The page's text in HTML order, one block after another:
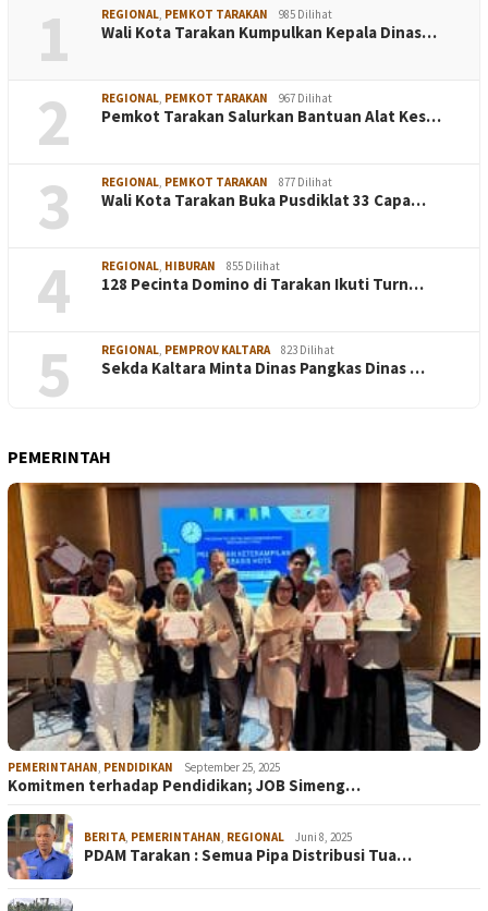
1 REGIONAL PEMKOT TARAKAN 985 Dilihat
Wali Kota Tarakan Kumpulkan Kepala Dinas…
2 REGIONAL PEMKOT TARAKAN 967 Dilihat
Pemkot Tarakan Salurkan Bantuan Alat Kes…
3 REGIONAL PEMKOT TARAKAN 877 Dilihat
Wali Kota Tarakan Buka Pusdiklat 33 Capa…
4 REGIONAL HIBURAN 855 Dilihat
128 Pecinta Domino di Tarakan Ikuti Turn…
5 REGIONAL PEMPROV KALTARA 823 Dilihat
Sekda Kaltara Minta Dinas Pangkas Dinas …
PEMERINTAH
PEMERINTAHAN PENDIDIKAN September 25, 2025
Komitmen terhadap Pendidikan; JOB Simeng…
BERITA PEMERINTAHAN REGIONAL Juni 8, 2025
PDAM Tarakan : Semua Pipa Distribusi Tua…